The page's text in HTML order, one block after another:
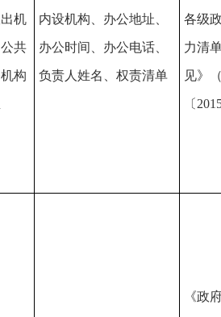
机
共
构
内设机构、办公地址、
办公时间、办公电话、
负责人姓名、权责清单
各级
力清
见》
〔
《政